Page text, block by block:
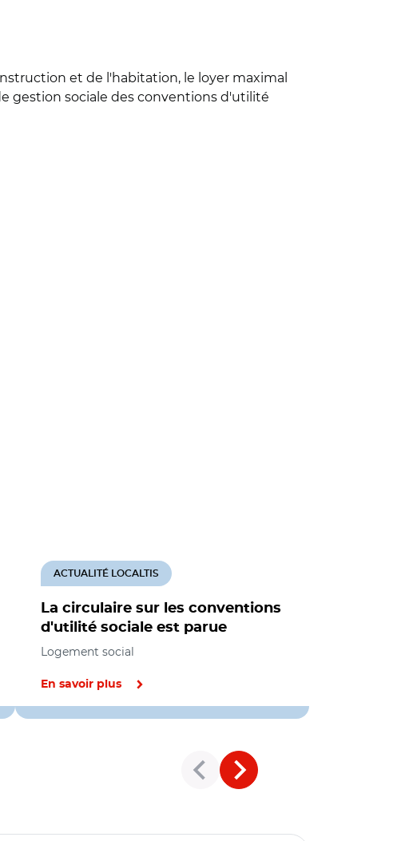
et de l'habitation, le loyer maximal
gestion sociale des conventions d'utilité
La circulaire sur les conventions
d'utilité sociale est parue
ACTUALITÉ LOCALTIS
Logement social
En savoir plus